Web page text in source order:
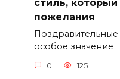
стиль,
пожелания
особое значение
0 125